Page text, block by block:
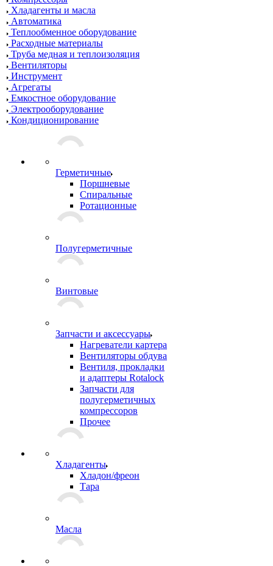
Хладагенты и масла
Автоматика
Теплообменное оборудование
Расходные материалы
Труба медная и теплоизоляция
Вентиляторы
Инструмент
Агрегаты
Емкостное оборудование
Электрооборудование
Кондиционирование
Герметичные
Поршневые
Спиральные
Ротационные
Полугерметичные
Винтовые
Запчасти и аксессуары
Нагреватели картера
Вентиляторы обдува
Вентиля, прокладки
и адаптеры Rotalock
Запчасти для
полугерметичных
компрессоров
Прочее
Хладагенты
Хладон/фреон
Тара
Масла